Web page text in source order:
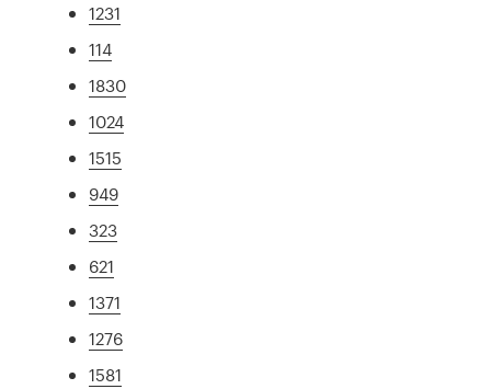
1231
114
1830
1024
1515
949
323
621
1371
1276
1581